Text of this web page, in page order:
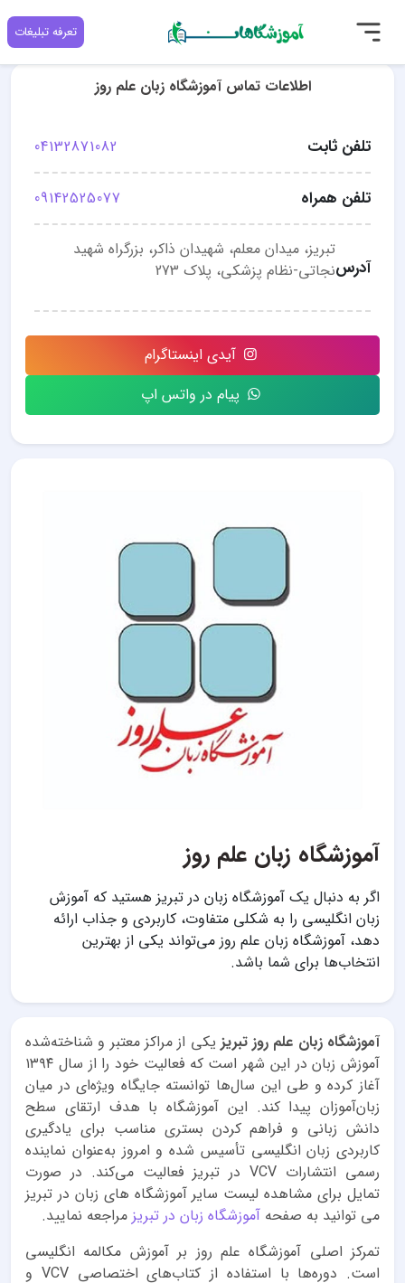
تعرفه تبلیغات
آموزشگاه زبان علم روز
اگر به دنبال یک آموزشگاه زبان در تبریز هستید که آموزش
زبان انگلیسی را به شکلی متفاوت، کاربردی و جذاب ارائه
دهد، آموزشگاه زبان علم روز می‌تواند یکی از بهترین
انتخاب‌ها برای شما باشد.
آموزشگاه زبان علم روز تبریز یکی از مراکز معتبر و شناخته‌شده
آموزش زبان در این شهر است که فعالیت خود را از سال ۱۳۹۴
آغاز کرده و طی این سال‌ها توانسته جایگاه ویژه‌ای در میان
زبان‌آموزان پیدا کند. این آموزشگاه با هدف ارتقای سطح
دانش زبانی و فراهم کردن بستری مناسب برای یادگیری
کاربردی زبان انگلیسی تأسیس شده و امروز به‌عنوان نماینده
رسمی انتشارات VCV در تبریز فعالیت می‌کند. در صورت
تمایل برای مشاهده لیست سایر آموزشگاه های زبان در تبریز
می توانید به صفحه آموزشگاه زبان در تبریز مراجعه نمایید.
تمرکز اصلی آموزشگاه علم روز بر آموزش مکالمه انگلیسی
است. دوره‌ها با استفاده از کتاب‌های اختصاصی VCV و
اطلاعات تماس آموزشگاه زبان علم روز
تلفن ثابت 04132871082
تلفن همراه 09142525077
آدرس
تبریز، میدان معلم، شهیدان ذاکر، بزرگراه شهید
نجاتی-نظام پزشکی، پلاک 273
آیدی اینستاگرام
پیام در واتس اپ